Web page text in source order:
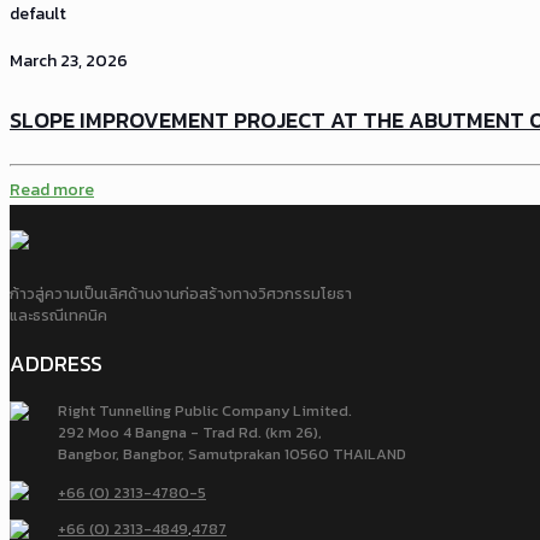
default
March 23, 2026
SLOPE IMPROVEMENT PROJECT AT THE ABUTMENT
Read more
ก้าวสู่ความเป็นเลิศด้านงานก่อสร้างทางวิศวกรรมโยธา
และธรณีเทคนิค
ADDRESS
Right Tunnelling Public Company Limited.
292 Moo 4 Bangna - Trad Rd. (km 26),
Bangbor, Bangbor, Samutprakan 10560 THAILAND
+66 (0) 2313-4780-5
+66 (0) 2313-4849,4787